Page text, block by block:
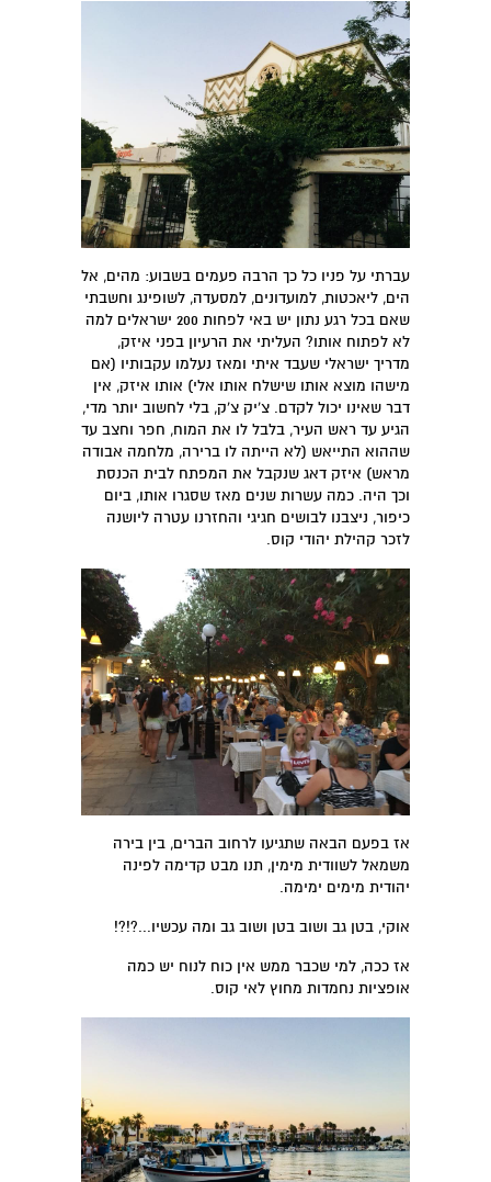
עברתי על פניו כל כך הרבה פעמים בשבוע: מהים, אל
הים, ליאכטות, למועדונים, למסעדה, לשופינג וחשבתי
שאם בכל רגע נתון יש באי לפחות 200 ישראלים למה
לא לפתוח אותו? העליתי את הרעיון בפני איזק,
מדריך ישראלי שעבד איתי ומאז נעלמו עקבותיו (אם
מישהו מוצא אותו שישלח אותו אלי) אותו איזק, אין
דבר שאינו יכול לקדם. צ'יק צ'ק, בלי לחשוב יותר מדי,
הגיע עד ראש העיר, בלבל לו את המוח, חפר וחצב עד
שההוא התייאש (לא הייתה לו ברירה, מלחמה אבודה
מראש) איזק דאג שנקבל את המפתח לבית הכנסת
וכך היה. כמה עשרות שנים מאז שסגרו אותו, ביום
כיפור, ניצבנו לבושים חגיגי והחזרנו עטרה ליושנה
לזכר קהילת יהודי קוס.
אז בפעם הבאה שתגיעו לרחוב הברים, בין בירה
משמאל לשוודית מימין, תנו מבט קדימה לפינה
יהודית מימים ימימה.
אוקי, בטן גב ושוב בטן ושוב גב ומה עכשיו...?!?!
אז ככה, למי שכבר ממש אין כוח לנוח יש כמה
אופציות נחמדות מחוץ לאי קוס.